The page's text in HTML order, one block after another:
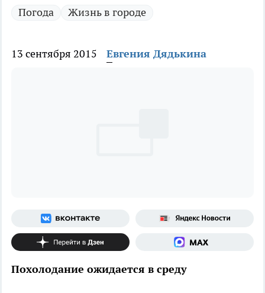
Погода Жизнь в городе
13 сентября 2015 Евгения Дядькина
Похолодание ожидается в среду